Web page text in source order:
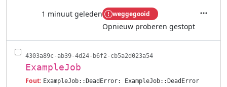
1 minuut geleden weggegooid
Opnieuw proberen gestopt
4303a89c-ab39-4d24-b6f2-cb5a2d023a54
ExampleJob
Fout: ExampleJob::DeadError: ExampleJob::DeadError